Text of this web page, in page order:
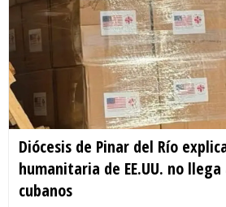
Diócesis de Pinar del Río
humanitaria de EE.UU. no
cubanos